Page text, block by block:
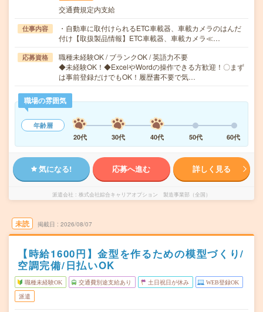
交通費規定内支給
仕事内容
・自動車に取付けられるETC車載器、車載カメラのはんだ
付け【取扱製品情報】ETC車載器、車載カメラ≪…
応募資格
職種未経験OK / ブランクOK / 英語力不要
◆未経験OK！◆ExcelやWordの操作できる方歓迎！〇まず
は事前登録だけでもOK！履歴書不要で気…
職場の雰囲気
年齢層
20代
30代 40代 50代 60代
気になる! 応募へ進む 詳しく見る
派遣会社 株式会社綜合キャリアオプション 製造事業部（全国）
未読 掲載日 2026/08/07
【時給1600円】金型を作るための模型づくり/
空調完備/日払いOK
職種未経験OK 交通費別途支給あり 土日祝日が休み WEB登録OK
派遣